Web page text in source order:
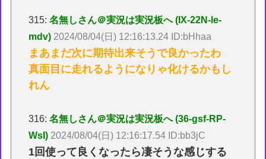
315:名無しさん＠実況は実況板へ (IX-22N-le-
mdv) 2024/08/04(日) 12:16:13.24 ID:bHhaa
まあまだ次に期待出来そうで良かったわ
真面目に走れるようになりゃ化けるかもし
れん
316:名無しさん＠実況は実況板へ (36-gsf-RP-
WsI) 2024/08/04(日) 12:16:17.54 ID:bb3jC
1回使って良くなったら凄そうな感じする